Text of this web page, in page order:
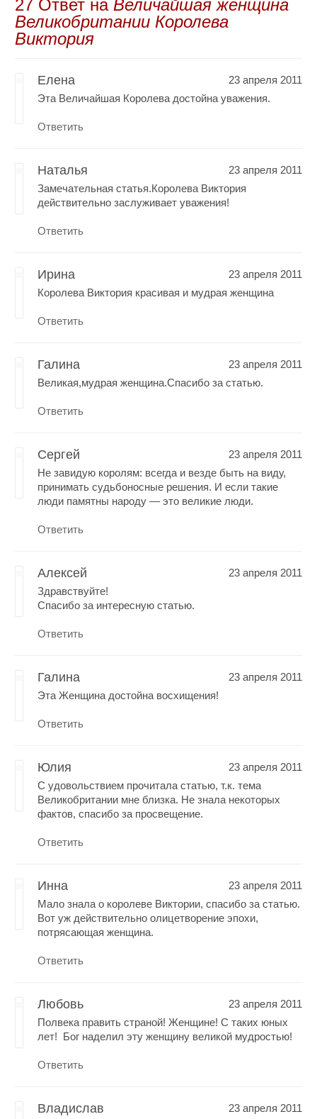
27 Oтвет на Величайшая женщина
Великобритании Королева
Виктория
Елена
23 апреля 2011
Эта Величайшая Королева достойна уважения.
Ответить
Наталья
23 апреля 2011
Замечательная статья.Королева Виктория
действительно заслуживает уважения!
Ответить
Ирина
23 апреля 2011
Королева Виктория красивая и мудрая женщина
Ответить
Галина
23 апреля 2011
Великая,мудрая женщина.Спасибо за статью.
Ответить
Сергей
23 апреля 2011
Не завидую королям: всегда и везде быть на виду,
принимать судьбоносные решения. И если такие
люди памятны народу — это великие люди.
Ответить
Алексей
23 апреля 2011
Здравствуйте!
Спасибо за интересную статью.
Ответить
Галина
23 апреля 2011
Эта Женщина достойна восхищения!
Ответить
Юлия
23 апреля 2011
С удовольствием прочитала статью, т.к. тема
Великобритании мне близка. Не знала некоторых
фактов, спасибо за просвещение.
Ответить
Инна
23 апреля 2011
Мало знала о королеве Виктории, спасибо за статью.
Вот уж действительно олицетворение эпохи,
потрясающая женщина.
Ответить
Любовь
23 апреля 2011
Полвека править страной! Женщине! С таких юных
лет! Бог наделил эту женщину великой мудростью!
Ответить
Владислав
23 апреля 2011